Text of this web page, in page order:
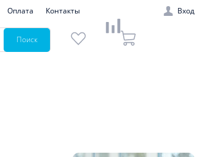
Оплата Контакты Вход
Поиск